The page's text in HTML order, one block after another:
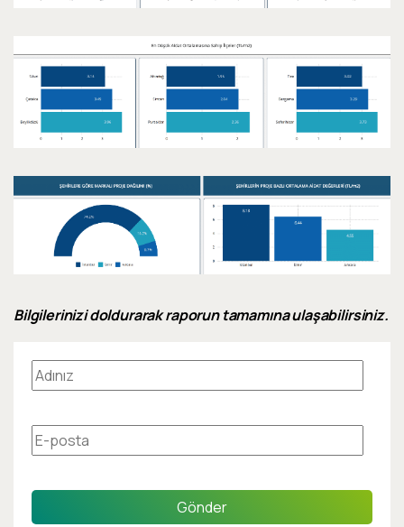
Bilgilerinizi doldurarak raporun tamamına ulaşabilirsiniz.
Gönder